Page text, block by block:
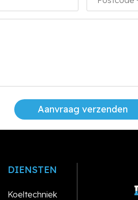
Aanvraag verzenden
DIENSTEN
Koeltechniek